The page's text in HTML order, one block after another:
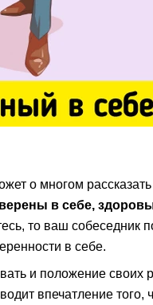
о многом
в себе,
то ваш собеседник
в себе.
и положение своих
впечатление